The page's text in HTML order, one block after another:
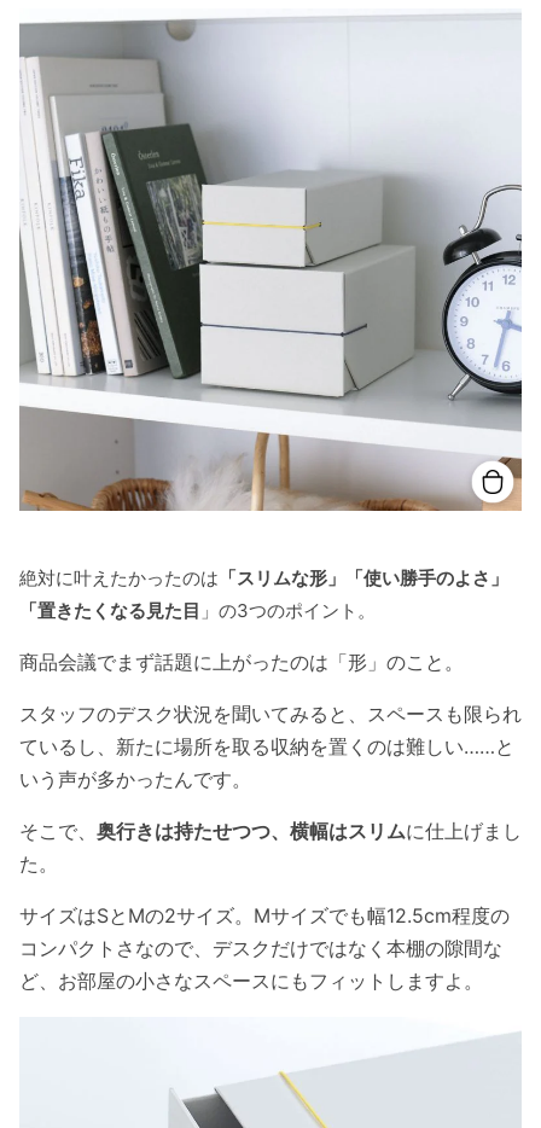
絶対に叶えたかったのは 「スリムな形」「使い勝手のよさ」
「置きたくなる見た目 」の3つのポイント。
商品会議でまず話題に上がったのは「形」のこと。
スタッフのデスク状況を聞いてみると、スペースも限られ
ているし、新たに場所を取る収納を置くのは難しい……と
いう声が多かったんです。
そこで、 奥行きは持たせつつ、横幅はスリムに仕上げまし
た。
サイズはSとMの2サイズ。Mサイズでも幅12.5cm程度の
コンパクトさなので、デスクだけではなく本棚の隙間な
ど、お部屋の小さなスペースにもフィットしますよ。